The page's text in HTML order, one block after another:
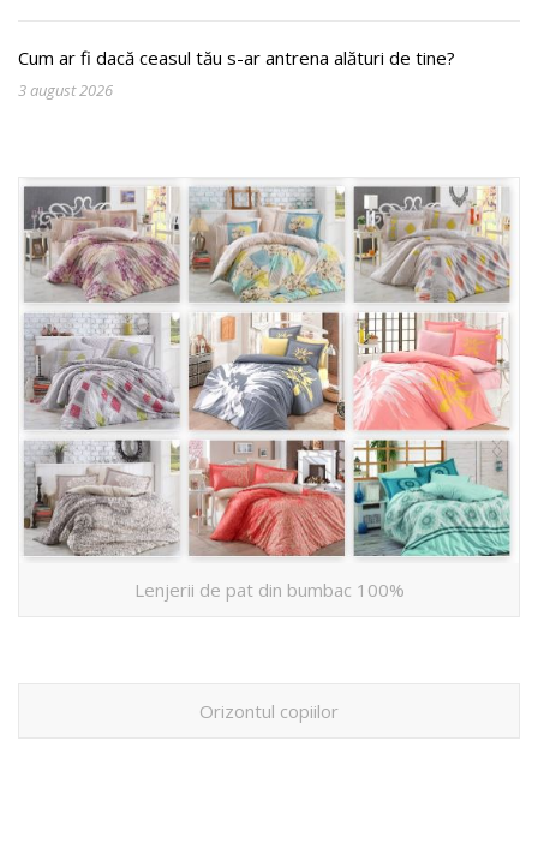
Cum ar fi dacă ceasul tău s-ar antrena alături de tine?
3 august 2026
Lenjerii de pat din bumbac 100%
Orizontul copiilor